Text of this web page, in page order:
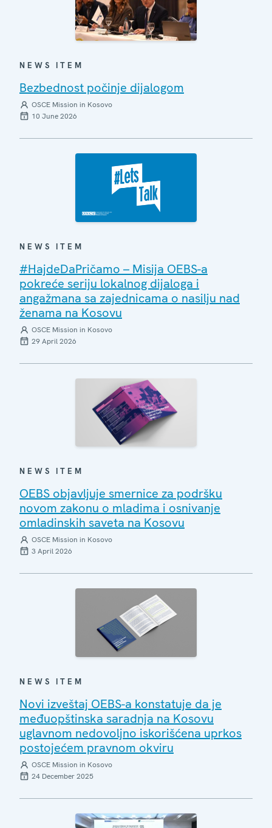
NEWS ITEM
Bezbednost počinje dijalogom
OSCE Mission in Kosovo
10 June 2026
NEWS ITEM
#HajdeDaPričamo – Misija OEBS-a
pokreće seriju lokalnog dijaloga i
angažmana sa zajednicama o nasilju nad
ženama na Kosovu
OSCE Mission in Kosovo
29 April 2026
NEWS ITEM
OEBS objavljuje smernice za podršku
novom zakonu o mladima i osnivanje
omladinskih saveta na Kosovu
OSCE Mission in Kosovo
3 April 2026
NEWS ITEM
Novi izveštaj OEBS-a konstatuje da je
međuopštinska saradnja na Kosovu
uglavnom nedovoljno iskorišćena uprkos
postojećem pravnom okviru
OSCE Mission in Kosovo
24 December 2025